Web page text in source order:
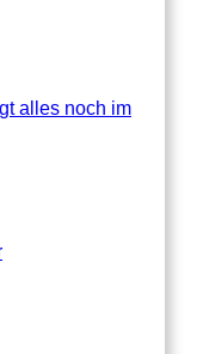
alles noch im